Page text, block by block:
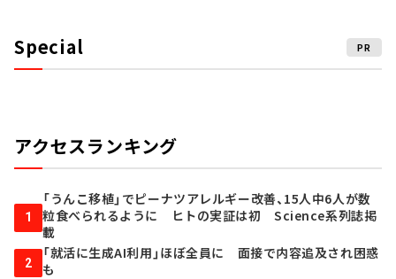
Special PR
アクセスランキング
1
「うんこ移植」でピーナツアレルギー改善、15人中6人が数
粒食べられるように ヒトの実証は初 Science系列誌掲
載
2
「就活に生成AI利用」ほぼ全員に 面接で内容追及され困惑
も